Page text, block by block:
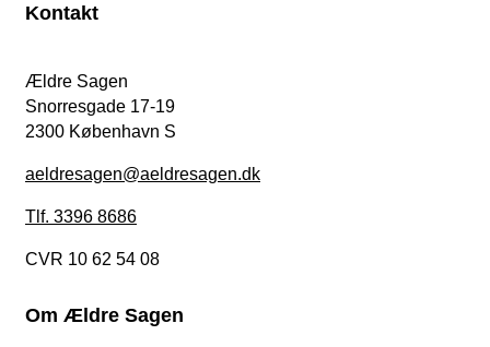
Kontakt
Ældre Sagen
Snorresgade 17-19
2300 København S
aeldresagen@aeldresagen.dk
Tlf. 3396 8686
CVR 10 62 54 08
Om Ældre Sagen